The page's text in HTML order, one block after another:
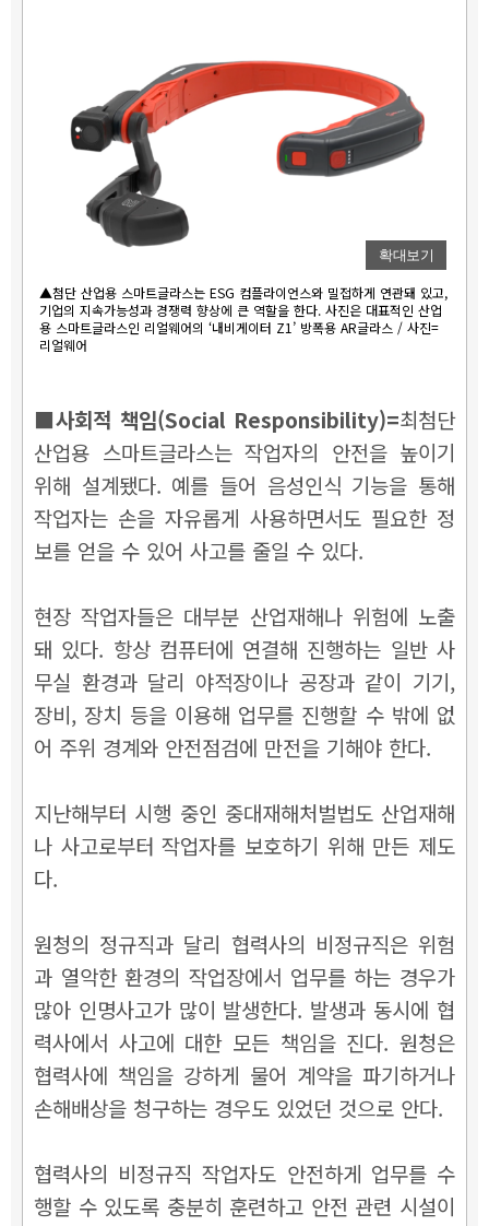
확대보기
▲첨단 산업용 스마트글라스는 ESG 컴플라이언스와 밀접하게 연관돼 있고,
기업의 지속가능성과 경쟁력 향상에 큰 역할을 한다. 사진은 대표적인 산업
용 스마트글라스인 리얼웨어의 ‘내비게이터 Z1’ 방폭용 AR글라스 / 사진=
리얼웨어
■사회적 책임(Social Responsibility)=최첨단
산업용 스마트글라스는 작업자의 안전을 높이기
위해 설계됐다. 예를 들어 음성인식 기능을 통해
작업자는 손을 자유롭게 사용하면서도 필요한 정
보를 얻을 수 있어 사고를 줄일 수 있다.
현장 작업자들은 대부분 산업재해나 위험에 노출
돼 있다. 항상 컴퓨터에 연결해 진행하는 일반 사
무실 환경과 달리 야적장이나 공장과 같이 기기,
장비, 장치 등을 이용해 업무를 진행할 수 밖에 없
어 주위 경계와 안전점검에 만전을 기해야 한다.
지난해부터 시행 중인 중대재해처벌법도 산업재해
나 사고로부터 작업자를 보호하기 위해 만든 제도
다.
원청의 정규직과 달리 협력사의 비정규직은 위험
과 열악한 환경의 작업장에서 업무를 하는 경우가
많아 인명사고가 많이 발생한다. 발생과 동시에 협
력사에서 사고에 대한 모든 책임을 진다. 원청은
협력사에 책임을 강하게 물어 계약을 파기하거나
손해배상을 청구하는 경우도 있었던 것으로 안다.
협력사의 비정규직 작업자도 안전하게 업무를 수
행할 수 있도록 충분히 훈련하고 안전 관련 시설이